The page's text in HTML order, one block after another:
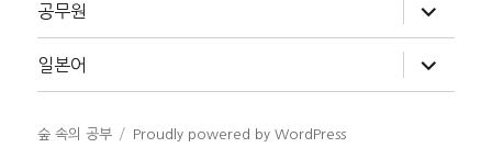
확
장
공무원
위
메
확
장
일본어
위
메
숲 속의 공부 Proudly powered by WordPress